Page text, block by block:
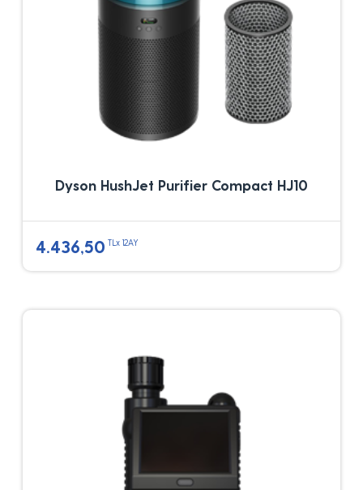
Dyson HushJet Purifier Compact HJ10
4.436,50 TLx 12AY